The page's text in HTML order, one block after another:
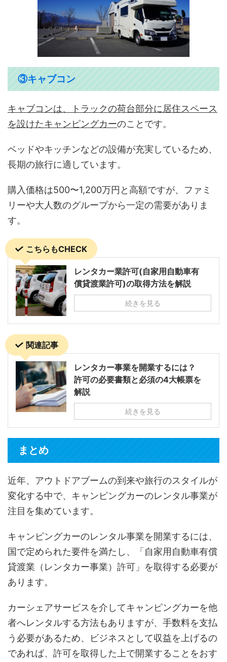
③キャブコン
キャブコンは、トラックの荷台部分に居住スペース
を設けたキャンピングカーのことです。
ベッドやキッチンなどの設備が充実しているため、
長期の旅行に適しています。
購入価格は500〜1,200万円と高額ですが、ファミ
リーや大人数のグループから一定の需要がありま
す。
こちらもCHECK
レンタカー業許可(自家用自動車有
償貸渡業許可)の取得方法を解説
続きを見る
関連記事
レンタカー事業を開業するには？
許可の必要書類と必須の4大帳票を
解説
続きを見る
まとめ
近年、アウトドアブームの到来や旅行のスタイルが
変化する中で、キャンピングカーのレンタル事業が
注目を集めています。
キャンピングカーのレンタル事業を開業するには、
国で定められた要件を満たし、「自家用自動車有償
貸渡業（レンタカー事業）許可」を取得する必要が
あります。
カーシェアサービスを介してキャンピングカーを他
者へレンタルする方法もありますが、手数料を支払
う必要があるため、ビジネスとして収益を上げるの
であれば、許可を取得した上で開業することをおす